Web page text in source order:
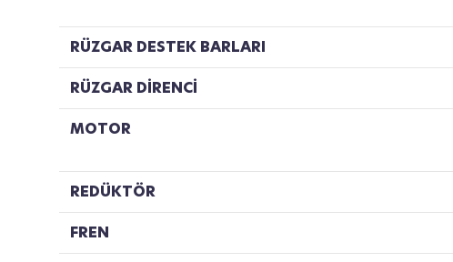
RÜZGAR DESTEK BARLARI
RÜZGAR DİRENCİ
MOTOR
REDÜKTÖR
FREN